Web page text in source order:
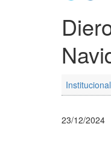
23/12/2024